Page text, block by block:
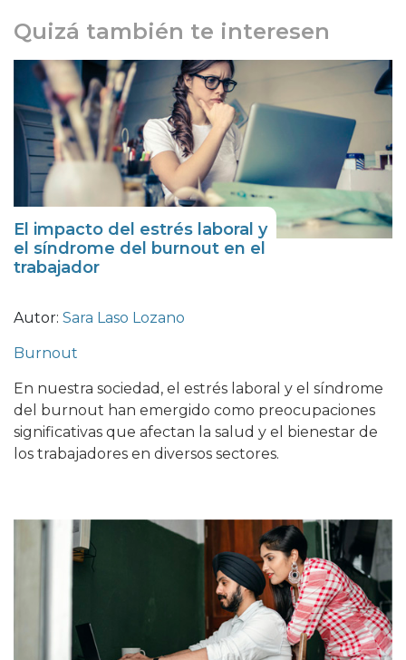
Quizá también te interesen
El impacto del estrés laboral y
el síndrome del burnout en el
trabajador
Autor: Sara Laso Lozano
Burnout
En nuestra sociedad, el estrés laboral y el síndrome
del burnout han emergido como preocupaciones
significativas que afectan la salud y el bienestar de
los trabajadores en diversos sectores.